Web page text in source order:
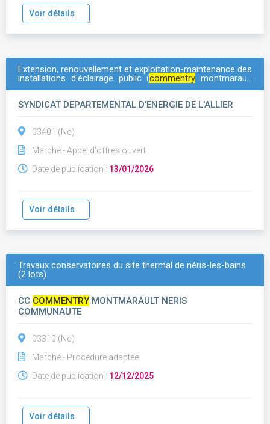
Voir détails
Extension, renouvellement et exploitation-maintenance des
installations d'éclairage public (commentry montmarault
SYNDICAT DEPARTEMENTAL D'ENERGIE DE L'ALLIER
03401 (Nc)
Marché - Appel d'offres ouvert
Date de publication : 13/01/2026
Voir détails
Travaux conservatoires du site thermal de néris-les-bains
(2 lots)
CC COMMENTRYMONTMARAULT NERIS
COMMUNAUTE
03310 (Nc)
Marché - Procédure adaptée
Date de publication : 12/12/2025
Voir détails